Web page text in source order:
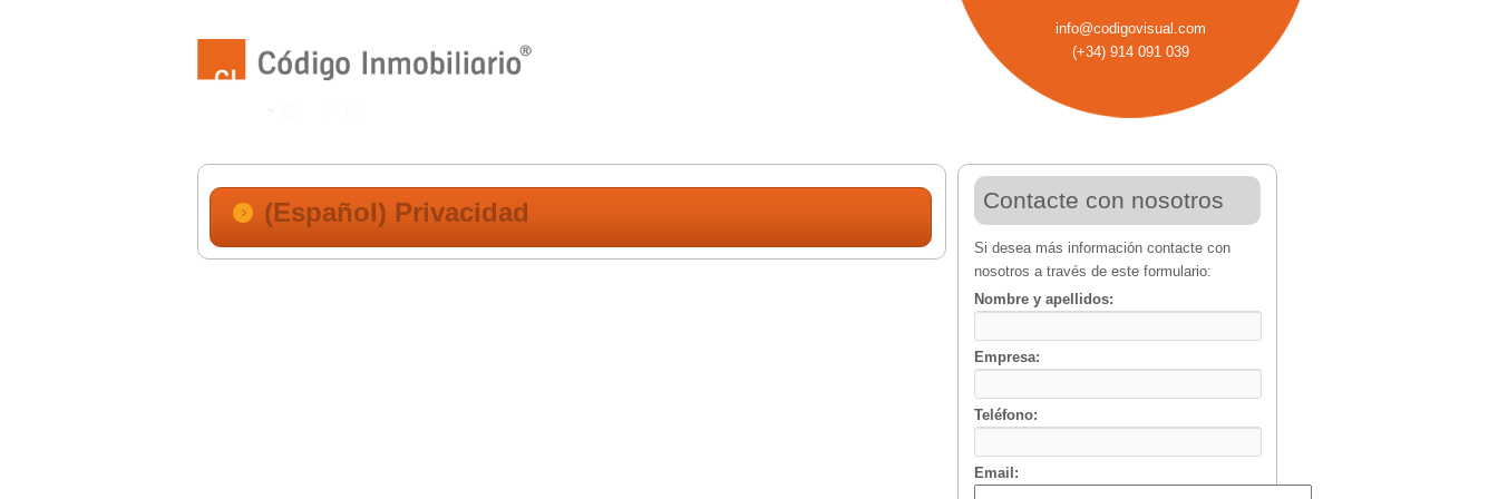
info@codigovisual .com
(+34) 914 091 039
(Español) Privacidad Contacte con nosotros
Si desea más información contacte con
nosotros a través de este formulario:
Nombre y apellidos:
Empresa:
Teléfono:
Email: